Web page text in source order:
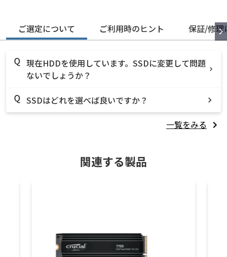
ご選定について ご利用時のヒント 保証/修理
現在HDDを使用しています。SSDに変更して問題
ないでしょうか？
SSDはどれを選べば良いですか？
一覧をみる
関連する製品